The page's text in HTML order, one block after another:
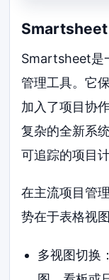
Smartsheet
Smartsheet是
管理工具。它
加入了项目协
复杂的全新系
可追踪的项目计
在主流项目管
势在于表格视
多视图切换